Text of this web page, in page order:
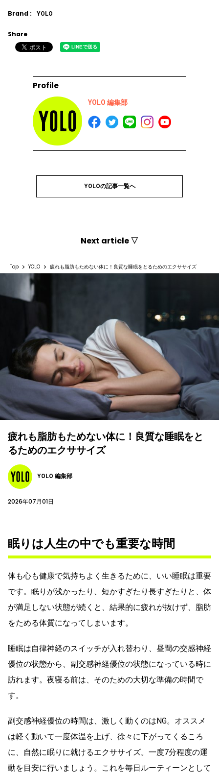
Brand : YOLO
Share
Profile
YOLO 編集部
YOLOの記事一覧へ
Next article ▽
Top YOLO 疲れも脂肪もためない体に！良質な睡眠をとるためのエクササイズ
疲れも脂肪もためない体に！良質な睡眠をと
るためのエクササイズ
YOLO 編集部
2026年07月01日
眠りは人生の中でも重要な時間
体も心も健康で気持ちよく生きるために、いい睡眠は重要
です。眠りが浅かったり、短かすぎたり長すぎたりと、体
が満足しない状態が続くと、結果的に疲れが抜けず、脂肪
をためる体質になってしまいます。
睡眠は自律神経のスイッチが入れ替わり、昼間の交感神経
優位の状態から、副交感神経優位の状態になっている時に
訪れます。夜寝る前は、そのための大切な準備の時間で
す。
副交感神経優位の時間は、激しく動くのはNG。オススメ
は軽く動いて一度体温を上げ、徐々に下がってくるころ
に、自然に眠りに就けるエクササイズ。一度7分程度の運
動を目安に行いましょう。これを毎日ルーティーンとして